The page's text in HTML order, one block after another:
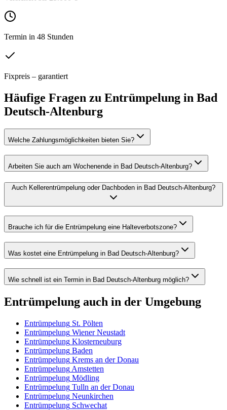
Termin in 48 Stunden
Fixpreis – garantiert
Häufige Fragen zu Entrümpelung in Bad
Deutsch-Altenburg
Welche Zahlungsmöglichkeiten bieten Sie?
Arbeiten Sie auch am Wochenende in Bad Deutsch-Altenburg?
Auch Kellerentrümpelung oder Dachboden in Bad Deutsch-Altenburg?
Brauche ich für die Entrümpelung eine Halteverbotszone?
Was kostet eine Entrümpelung in Bad Deutsch-Altenburg?
Wie schnell ist ein Termin in Bad Deutsch-Altenburg möglich?
Entrümpelung auch in der Umgebung
Entrümpelung St. Pölten
Entrümpelung Wiener Neustadt
Entrümpelung Klosterneuburg
Entrümpelung Baden
Entrümpelung Krems an der Donau
Entrümpelung Amstetten
Entrümpelung Mödling
Entrümpelung Tulln an der Donau
Entrümpelung Neunkirchen
Entrümpelung Schwechat